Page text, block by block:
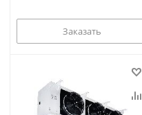
Заказать